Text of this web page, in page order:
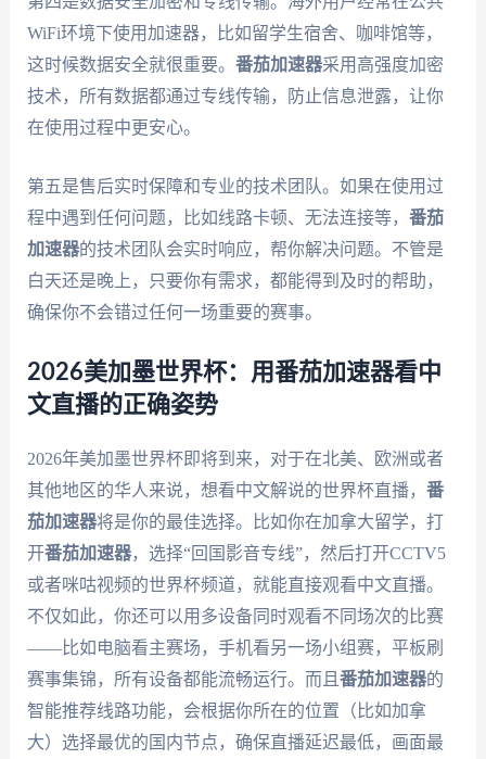
WiFi环境下使用加速器，比如留学生宿舍、咖啡馆等，
这时候数据安全就很重要。 番茄加速器采用高强度加密
技术，所有数据都通过专线传输，防止信息泄露，让你
在使用过程中更安心。
第五是售后实时保障和专业的技术团队。如果在使用过
程中遇到任何问题，比如线路卡顿、无法连接等， 番茄
加速器的技术团队会实时响应，帮你解决问题。不管是
白天还是晚上，只要你有需求，都能得到及时的帮助，
确保你不会错过任何一场重要的赛事。
2026美加墨世界杯：用番茄加速器看中
文直播的正确姿势
2026年美加墨世界杯即将到来，对于在北美、欧洲或者
其他地区的华人来说，想看中文解说的世界杯直播， 番
茄加速器将是你的最佳选择。比如你在加拿大留学，打
开番茄加速器，选择“回国影音专线”，然后打开CCTV5
或者咪咕视频的世界杯频道，就能直接观看中文直播。
不仅如此，你还可以用多设备同时观看不同场次的比赛
——比如电脑看主赛场，手机看另一场小组赛，平板刷
赛事集锦，所有设备都能流畅运行。而且 番茄加速器的
智能推荐线路功能，会根据你所在的位置（比如加拿
大）选择最优的国内节点，确保直播延迟最低，画面最